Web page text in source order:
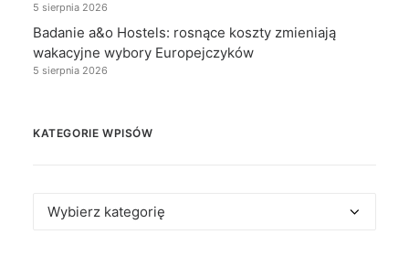
5 sierpnia 2026
Badanie a&o Hostels: rosnące koszty zmieniają
wakacyjne wybory Europejczyków
5 sierpnia 2026
KATEGORIE WPISÓW
Kategorie